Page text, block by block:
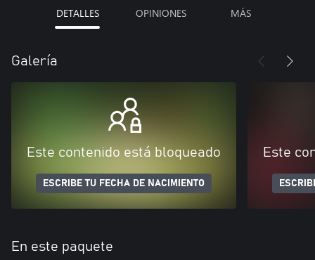
DETALLES OPINIONES MÁS
Galería
Este contenido está bloqueado
ESCRIBE TU FECHA DE NACIMIENTO
Este
En este paquete